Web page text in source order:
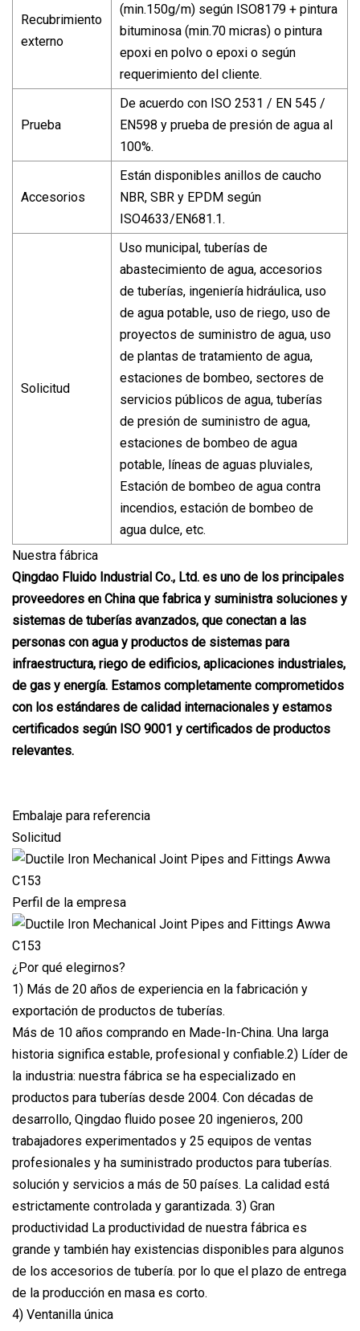
Recubrimiento
externo
(min.150g/m) según ISO8179 + pintura
bituminosa (min.70 micras) o pintura
epoxi en polvo o epoxi o según
requerimiento del cliente.
Prueba
De acuerdo con ISO 2531 / EN 545 /
EN598 y prueba de presión de agua al
100%.
Accesorios
Están disponibles anillos de caucho
NBR, SBR y EPDM según
ISO4633/EN681.1.
Solicitud
Uso municipal, tuberías de
abastecimiento de agua, accesorios
de tuberías, ingeniería hidráulica, uso
de agua potable, uso de riego, uso de
proyectos de suministro de agua, uso
de plantas de tratamiento de agua,
estaciones de bombeo, sectores de
servicios públicos de agua, tuberías
de presión de suministro de agua,
estaciones de bombeo de agua
potable, líneas de aguas pluviales,
Estación de bombeo de agua contra
incendios, estación de bombeo de
agua dulce, etc.
Nuestra fábrica
Qingdao Fluido Industrial Co., Ltd. es uno de los principales
proveedores en China que fabrica y suministra soluciones y
sistemas de tuberías avanzados, que conectan a las
personas con agua y productos de sistemas para
infraestructura, riego de edificios, aplicaciones industriales,
de gas y energía. Estamos completamente comprometidos
con los estándares de calidad internacionales y estamos
certificados según ISO 9001 y certificados de productos
relevantes.
Embalaje para referencia
Solicitud
Perfil de la empresa
¿Por qué elegirnos?
1) Más de 20 años de experiencia en la fabricación y
exportación de productos de tuberías.
Más de 10 años comprando en Made-In-China. Una larga
historia significa estable, profesional y confiable.2) Líder de
la industria: nuestra fábrica se ha especializado en
productos para tuberías desde 2004. Con décadas de
desarrollo, Qingdao fluido posee 20 ingenieros, 200
trabajadores experimentados y 25 equipos de ventas
profesionales y ha suministrado productos para tuberías.
solución y servicios a más de 50 países. La calidad está
estrictamente controlada y garantizada. 3) Gran
productividad La productividad de nuestra fábrica es
grande y también hay existencias disponibles para algunos
de los accesorios de tubería. por lo que el plazo de entrega
de la producción en masa es corto.
4) Ventanilla única